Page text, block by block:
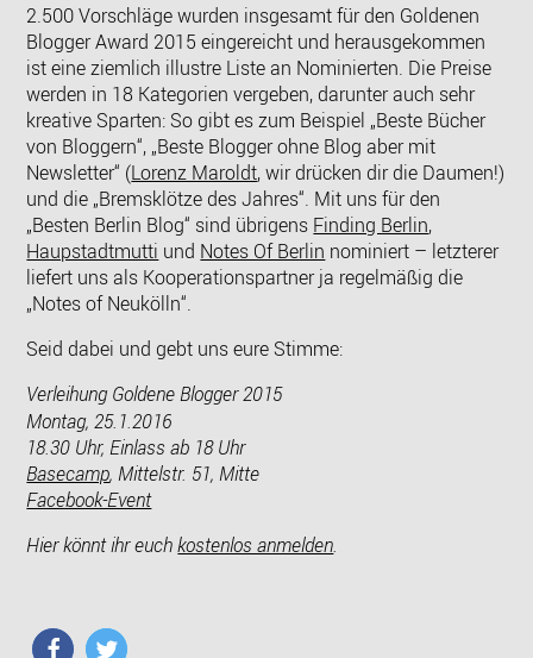
2.500 Vorschläge wurden insgesamt für den Goldenen
Blogger Award 2015 eingereicht und herausgekommen
ist eine ziemlich illustre Liste an Nominierten. Die Preise
werden in 18 Kategorien vergeben,darunter auch sehr
kreative Sparten: So gibt es zum Beispiel „Beste Bücher
von Bloggern“, „Beste Blogger ohne Blog aber mit
Newsletter“ (Lorenz Maroldt, wir drücken dir die Daumen!)
und die „Bremsklötze des Jahres“. Mit uns für den
„Besten Berlin Blog“ sind übrigens Finding Berlin,
Haupstadtmutti und Notes Of Berlin nominiert – letzterer
liefert uns als Kooperationspartner ja regelmäßig die
„Notes of Neukölln“.
Seid dabei und gebt uns eure Stimme:
Verleihung Goldene Blogger 2015
Montag, 25.1.2016
18.30 Uhr, Einlass ab 18 Uhr
Basecamp, Mittelstr. 51, Mitte
Facebook-Event
Hier könnt ihr euchkostenlos anmelden.